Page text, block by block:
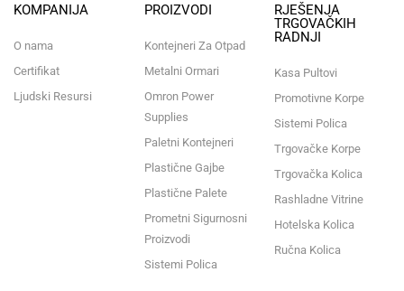
KOMPANIJA
O nama
Certifikat
Ljudski Resursi
PROIZVODI
Kontejneri Za Otpad
Metalni Ormari
Omron Power
Supplies
Paletni Kontejneri
Plastične Gajbe
Plastične Palete
Prometni Sigurnosni
Proizvodi
Sistemi Polica
RJEŠENJA
TRGOVAČKIH
RADNJI
Kasa Pultovi
Promotivne Korpe
Sistemi Polica
Trgovačke Korpe
Trgovačka Kolica
Rashladne Vitrine
Hotelska Kolica
Ručna Kolica